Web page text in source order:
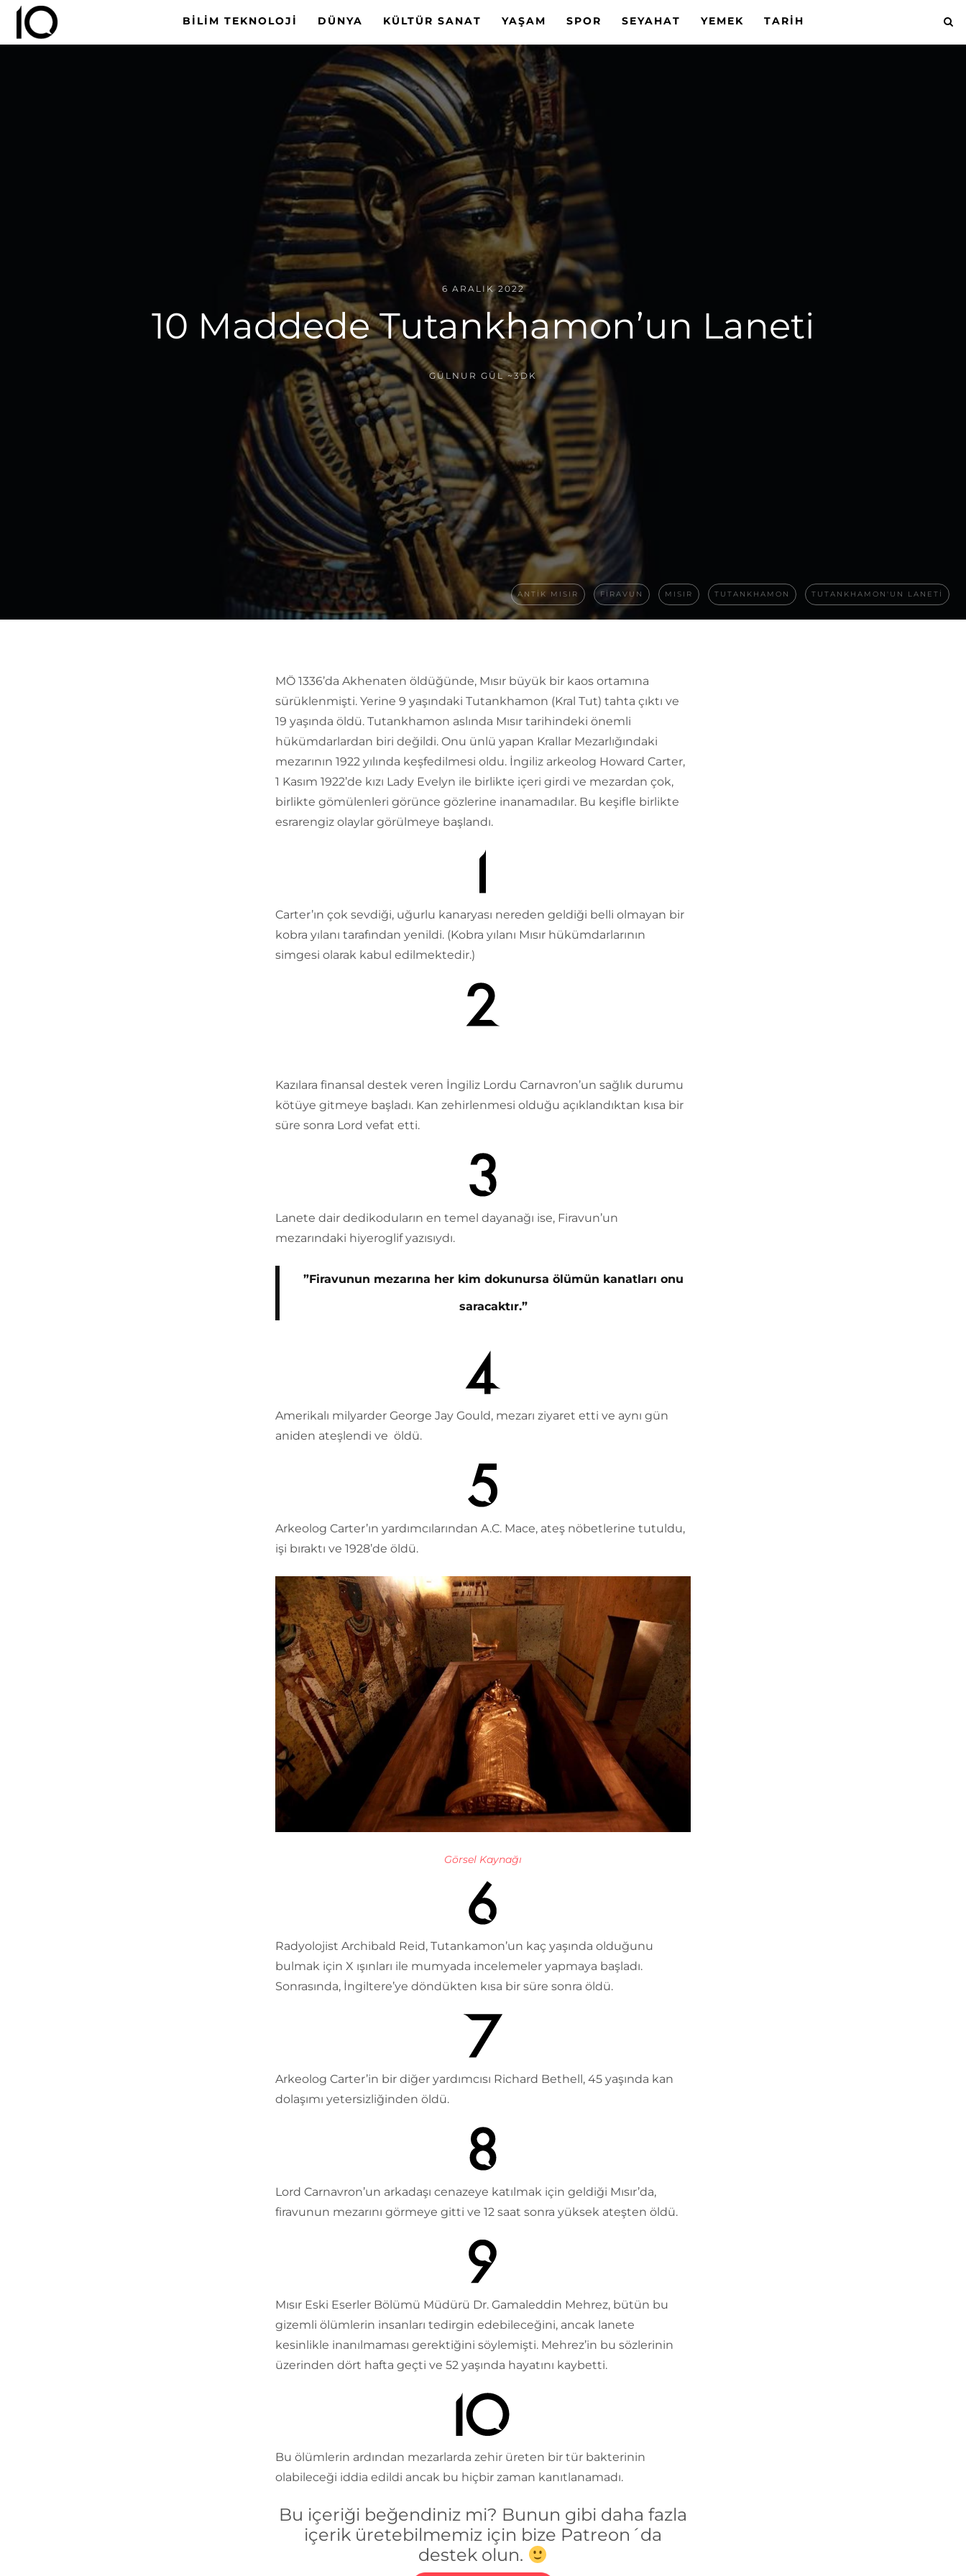
BILIM TEKNOLOJI DÜNYA KÜLTÜR SANAT YAŞAM SPOR SEYAHAT YEMEK TARIH
6 ARALIK 2022
10 Maddede Tutankhamon’un Laneti
GÜLNUR GÜL ~3DK
ANTIK MISIR FIRAVUN MISIR TUTANKHAMON TUTANKHAMON'UN LANETI
MÖ 1336’da Akhenaten öldüğünde, Mısır büyük bir kaos ortamına
sürüklenmişti. Yerine 9 yaşındaki Tutankhamon (Kral Tut) tahta çıktı ve
19 yaşında öldü. Tutankhamon aslında Mısır tarihindeki önemli
hükümdarlardan biri değildi. Onu ünlü yapan Krallar Mezarlığındaki
mezarının 1922 yılında keşfedilmesi oldu. İngiliz arkeolog Howard Carter,
1 Kasım 1922’de kızı Lady Evelyn ile birlikte içeri girdi ve mezardan çok,
birlikte gömülenleri görünce gözlerine inanamadılar. Bu keşifle birlikte
esrarengiz olaylar görülmeye başlandı.
Carter’ın çok sevdiği, uğurlu kanaryası nereden geldiği belli olmayan bir
kobra yılanı tarafından yenildi. (Kobra yılanı Mısır hükümdarlarının
simgesi olarak kabul edilmektedir.)
Kazılara finansal destek veren İngiliz Lordu Carnavron’un sağlık durumu
kötüye gitmeye başladı. Kan zehirlenmesi olduğu açıklandıktan kısa bir
süre sonra Lord vefat etti.
Lanete dair dedikoduların en temel dayanağı ise, Firavun’un
mezarındaki hiyeroglif yazısıydı.
”Firavunun mezarına her kim dokunursa ölümün kanatları onu
saracaktır.”
Amerikalı milyarder George Jay Gould, mezarı ziyaret etti ve aynı gün
aniden ateşlendi ve öldü.
Arkeolog Carter’ın yardımcılarından A.C. Mace, ateş nöbetlerine tutuldu,
işi bıraktı ve 1928’de öldü.
Görsel Kaynağı
Radyolojist Archibald Reid, Tutankamon’un kaç yaşında olduğunu
bulmak için X ışınları ile mumyada incelemeler yapmaya başladı.
Sonrasında, İngiltere’ye döndükten kısa bir süre sonra öldü.
Arkeolog Carter’in bir diğer yardımcısı Richard Bethell, 45 yaşında kan
dolaşımı yetersizliğinden öldü.
Lord Carnavron’un arkadaşı cenazeye katılmak için geldiği Mısır’da,
firavunun mezarını görmeye gitti ve 12 saat sonra yüksek ateşten öldü.
Mısır Eski Eserler Bölümü Müdürü Dr. Gamaleddin Mehrez, bütün bu
gizemli ölümlerin insanları tedirgin edebileceğini, ancak lanete
kesinlikle inanılmaması gerektiğini söylemişti. Mehrez’in bu sözlerinin
üzerinden dört hafta geçti ve 52 yaşında hayatını kaybetti.
Bu ölümlerin ardından mezarlarda zehir üreten bir tür bakterinin
olabileceği iddia edildi ancak bu hiçbir zaman kanıtlanamadı.
Bu içeriği beğendiniz mi? Bunun gibi daha fazla
içerik üretebilmemiz için bize Patreon´da
destek olun.